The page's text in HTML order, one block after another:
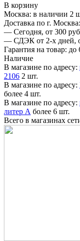
В корзину
Москва: в наличии 2
Доставка по г. Москва:
— Сегодня, от 300
— СДЭК от 2-х дней,
Гарантия на товар: до
Наличие
В магазине по адресу:
2106 2 шт.
В магазине по адресу:
более 4 шт.
В магазине по адресу:
литер А более 6 шт.
Всего в магазинах